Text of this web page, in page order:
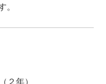
２年）